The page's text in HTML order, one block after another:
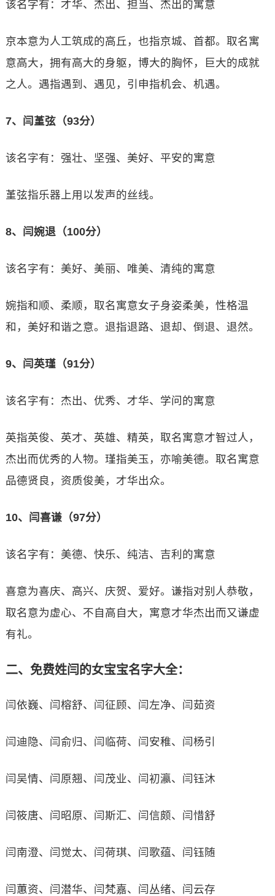
该名字有：才华、杰出、担当、杰出的寓意
京本意为人工筑成的高丘，也指京城、首都。取名寓
意高大，拥有高大的身躯，博大的胸怀，巨大的成就
之人。遇指遇到、遇见，引申指机会、机遇。
7、闫堇弦（93分）
该名字有：强壮、坚强、美好、平安的寓意
堇弦指乐器上用以发声的丝线。
8、闫婉退（100分）
该名字有：美好、美丽、唯美、清纯的寓意
婉指和顺、柔顺，取名寓意女子身姿柔美，性格温
和，美好和谐之意。退指退路、退却、倒退、退然。
9、闫英瑾（91分）
该名字有：杰出、优秀、才华、学问的寓意
英指英俊、英才、英雄、精英，取名寓意才智过人，
杰出而优秀的人物。瑾指美玉，亦喻美德。取名寓意
品德贤良，资质俊美，才华出众。
10、闫喜谦（97分）
该名字有：美德、快乐、纯洁、吉利的寓意
喜意为喜庆、高兴、庆贺、爱好。谦指对别人恭敬，
取名意为虚心、不自高自大，寓意才华杰出而又谦虚
有礼。
二、免费姓闫的女宝宝名字大全：
闫依巍、闫榕舒、闫征顾、闫左净、闫茹资
闫迪隐、闫俞归、闫临荷、闫安稚、闫杨引
闫吴情、闫原翘、闫茂业、闫初瀛、闫钰沐
闫筱唐、闫昭原、闫斯汇、闫信颇、闫惜舒
闫南澄、闫觉太、闫荷琪、闫歌蕴、闫钰随
闫蕙资、闫潜华、闫梵嘉、闫丛绪、闫云存